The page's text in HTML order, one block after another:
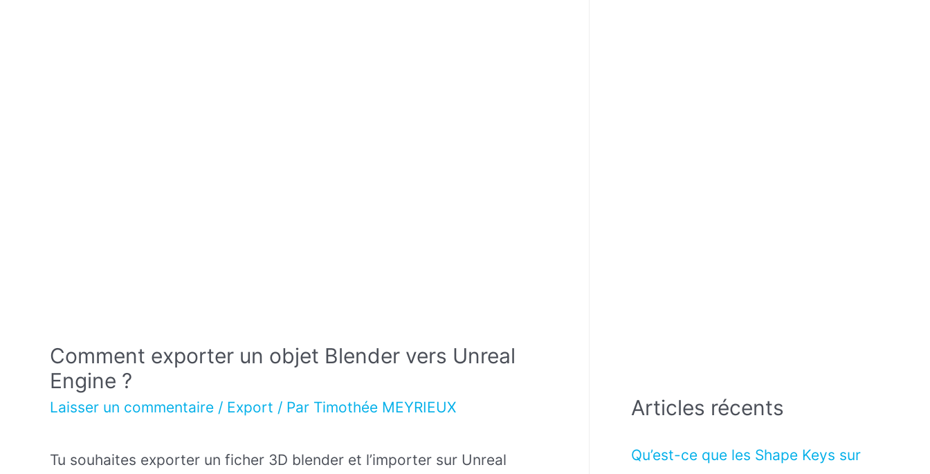
Comment exporter un objet Blender vers Unreal
Engine ?
Laisser un commentaire / Export / Par Timothée MEYRIEUX
Tu souhaites exporter un ficher 3D blender et l’importer sur Unreal
Articles récents
Qu’est-ce que les Shape Keys sur